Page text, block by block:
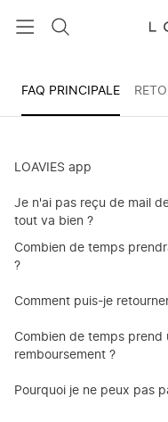
RECHERCHEZ
Service
clientèle
si
vous
avez
besoin
d'aide,
!
FAQ PRINCIPALE
LOAVIES app
Je n'ai pas reçu de mail
tout va bien ?
Combien de temps
?
Comment puis-je
Combien de temps prend
remboursement ?
Pourquoi je ne peux pas